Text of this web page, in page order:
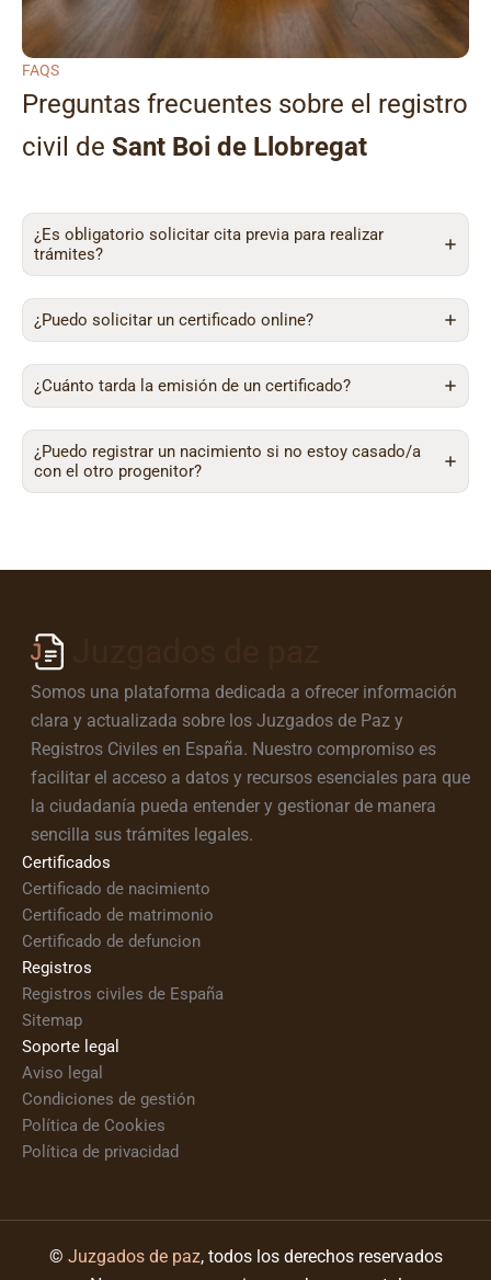
FAQS
Preguntas frecuentes sobre el registro
civil de Sant Boi de Llobregat
¿Es obligatorio solicitar cita previa para realizar
trámites?
¿Puedo solicitar un certificado online?
¿Cuánto tarda la emisión de un certificado?
¿Puedo registrar un nacimiento si no estoy casado/a
con el otro progenitor?
Somos una plataforma dedicada a ofrecer información
clara y actualizada sobre los Juzgados de Paz y
Registros Civiles en España. Nuestro compromiso es
facilitar el acceso a datos y recursos esenciales para que
la ciudadanía pueda entender y gestionar de manera
sencilla sus trámites legales.
Certificados
Certificado de nacimiento
Certificado de matrimonio
Certificado de defuncion
Registros
Registros civiles de España
Sitemap
Soporte legal
Aviso legal
Condiciones de gestión
Política de Cookies
Política de privacidad
© Juzgados de paz, todos los derechos reservados